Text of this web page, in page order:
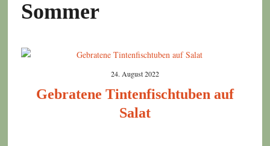
Sommer
24. August 2022
Gebratene Tintenfischtuben auf
Salat